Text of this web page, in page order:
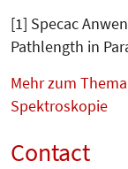
[1] Specac
Pathlength in
Mehr zum
Spektroskopie
Contact